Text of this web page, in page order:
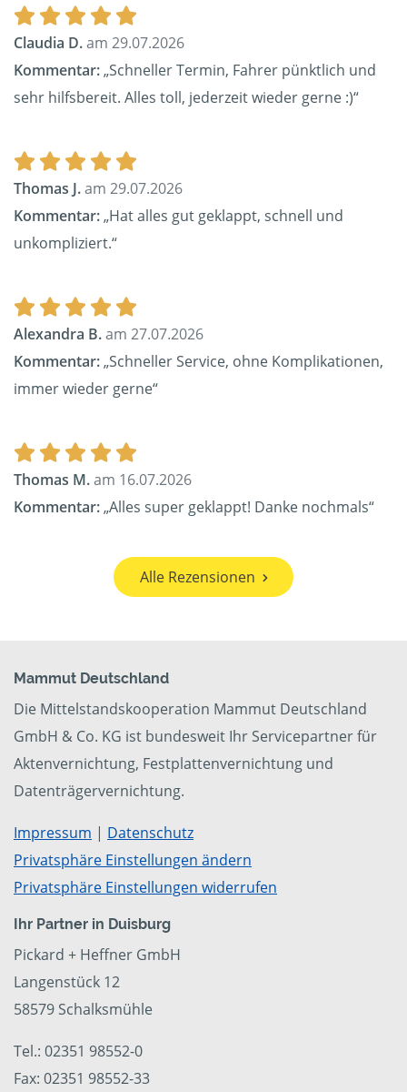
Claudia D.am 29.07.2026
Kommentar:„Schneller Termin, Fahrer pünktlich und
sehr hilfsbereit. Alles toll, jederzeit wieder gerne :)“
Thomas J.am 29.07.2026
Kommentar:„Hat alles gut geklappt, schnell und
unkompliziert.“
Alexandra B.am 27.07.2026
Kommentar:„Schneller Service, ohne Komplikationen,
immer wieder gerne“
Thomas M.am 16.07.2026
Kommentar:„Alles super geklappt! Danke nochmals“
Alle Rezensionen
Mammut Deutschland
Die Mittelstandskooperation Mammut Deutschland
GmbH & Co. KG ist bundesweit Ihr Servicepartner für
Aktenvernichtung, Festplattenvernichtung und
Datenträgervernichtung.
Impressum | Datenschutz
Privatsphäre Einstellungen ändern
Privatsphäre Einstellungen widerrufen
Ihr Partner in Duisburg
Pickard + Heffner GmbH
Langenstück 12
58579 Schalksmühle
Tel.: 02351 98552-0
Fax: 02351 98552-33